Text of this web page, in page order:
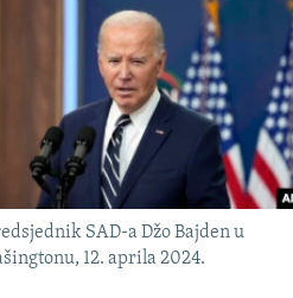
SAD-a Džo Bajden u
12. aprila 2024.